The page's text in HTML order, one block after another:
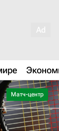
Матч-центр